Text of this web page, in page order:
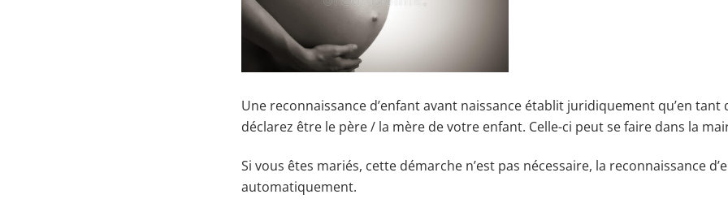
Une reconnaissance d’enfant avant naissance établit juridiquement qu’en tant
déclarez être le père / la mère de votre enfant. Celle-ci peut se faire dans la
Si vous êtes mariés, cette démarche n’est pas nécessaire, la reconnaissance
automatiquement.